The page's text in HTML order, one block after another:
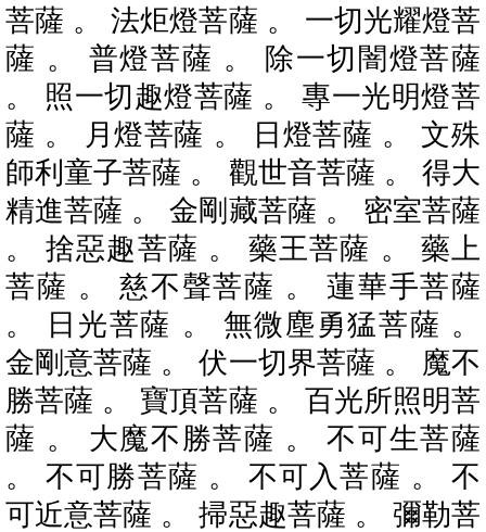
菩薩 。 法炬燈菩薩 。 一切光耀燈菩
薩 。 普燈菩薩 。 除一切闇燈菩薩
。 照一切趣燈菩薩 。 專一光明燈菩
薩 。 月燈菩薩 。 日燈菩薩 。 文殊
師利童子菩薩 。 觀世音菩薩 。 得大
精進菩薩 。 金剛藏菩薩 。 密室菩薩
。 捨惡趣菩薩 。 藥王菩薩 。 藥上
菩薩 。 慈不聲菩薩 。 蓮華手菩薩
。 日光菩薩 。 無微塵勇猛菩薩 。
金剛意菩薩 。 伏一切界菩薩 。 魔不
勝菩薩 。 寶頂菩薩 。 百光所照明菩
薩 。 大魔不勝菩薩 。 不可生菩薩
。 不可勝菩薩 。 不可入菩薩 。 不
可近意菩薩 。 掃惡趣菩薩 。 彌勒菩